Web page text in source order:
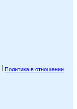
Политика в отношении